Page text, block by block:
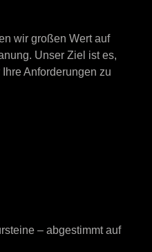
wir großen Wert auf
Unser Ziel ist es,
Anforderungen zu
– abgestimmt auf